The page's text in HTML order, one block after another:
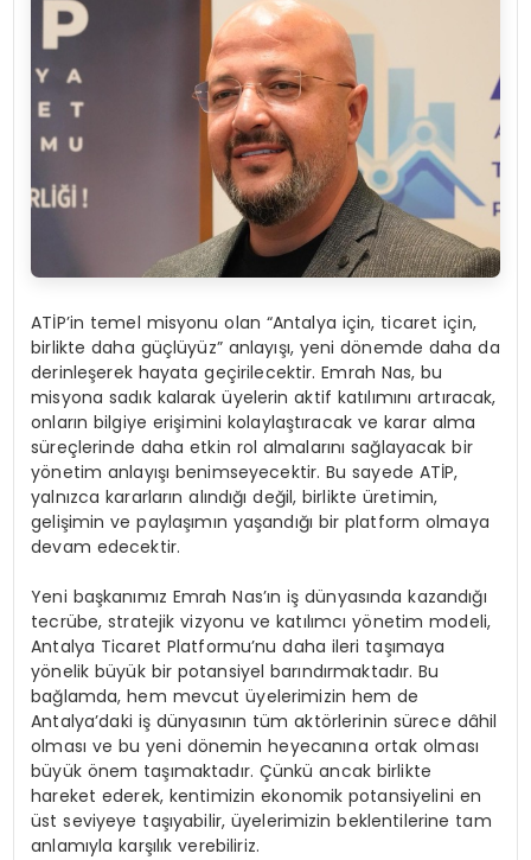
ATİP’in temel misyonu olan “Antalya için, ticaret için,
birlikte daha güçlüyüz” anlayışı, yeni dönemde daha da
derinleşerek hayata geçirilecektir. Emrah Nas, bu
misyona sadık kalarak üyelerin aktif katılımını artıracak,
onların bilgiye erişimini kolaylaştıracak ve karar alma
süreçlerinde daha etkin rol almalarını sağlayacak bir
yönetim anlayışı benimseyecektir. Bu sayede ATİP,
yalnızca kararların alındığı değil, birlikte üretimin,
gelişimin ve paylaşımın yaşandığı bir platform olmaya
devam edecektir.
Yeni başkanımız Emrah Nas’ın iş dünyasında kazandığı
tecrübe, stratejik vizyonu ve katılımcı yönetim modeli,
Antalya Ticaret Platformu’nu daha ileri taşımaya
yönelik büyük bir potansiyel barındırmaktadır. Bu
bağlamda, hem mevcut üyelerimizin hem de
Antalya’daki iş dünyasının tüm aktörlerinin sürece dâhil
olması ve bu yeni dönemin heyecanına ortak olması
büyük önem taşımaktadır. Çünkü ancak birlikte
hareket ederek, kentimizin ekonomik potansiyelini en
üst seviyeye taşıyabilir, üyelerimizin beklentilerine tam
anlamıyla karşılık verebiliriz.